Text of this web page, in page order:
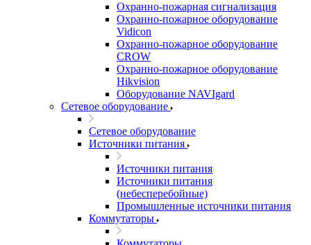
Охранно-пожарная сигнализация
Охранно-пожарное оборудование
Vidicon
Охранно-пожарное оборудование
CROW
Охранно-пожарное оборудование
Hikvision
Оборудование NAVIgard
Сетевое оборудование
Сетевое оборудование
Источники питания
Источники питания
Источники питания
(небесперебойные)
Промышленные источники питания
Коммутаторы